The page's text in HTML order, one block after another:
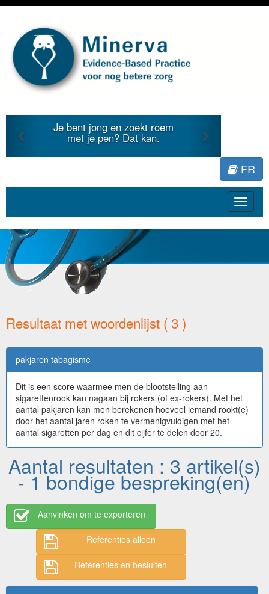
Je bent jong en zoekt roem
met je pen? Dat kan.
Previous
FR
Toggle
Resultaat met woordenlijst ( 3 )
pakjaren tabagisme
Dit is een score waarmee men de blootstelling aan
sigarettenrook kan nagaan bij rokers (of ex-rokers). Met het
aantal pakjaren kan men berekenen hoeveel iemand rookt(e)
door het aantal jaren roken te vermenigvuldigen met het
aantal sigaretten per dag en dit cijfer te delen door 20.
Aantal resultaten : 3 artikel(s)
- 1 bondige bespreking(en)
Aanvinken om te exporteren
Referenties alleen
Referenties en besluiten